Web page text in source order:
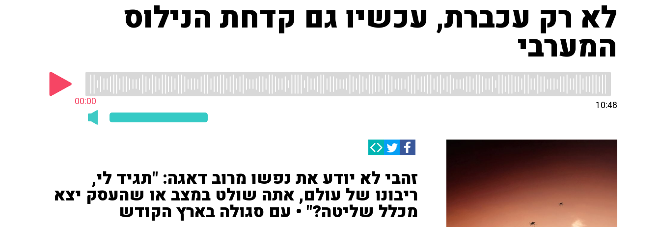
לא רק עכברת, עכשיו גם קדחת הנילוס
המערבי
00:00 10:48
זהבי לא יודע את נפשו מרוב דאגה: "תגיד לי,
ריבונו של עולם, אתה שולט במצב או שהעסק יצא
מכלל שליטה?" • עם סגולה בארץ הקודש